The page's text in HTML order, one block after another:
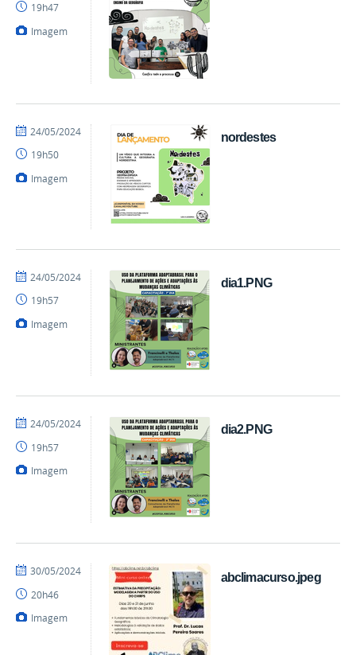
19h47
Imagem
nordestes
por
publicado
24/05/2024
19h50
Imagem
dia1.PNG
por
publicado
24/05/2024
19h57
Imagem
dia2.PNG
por
publicado
24/05/2024
19h57
Imagem
abclimacurso.jpeg
por
publicado
30/05/2024
20h46
Imagem